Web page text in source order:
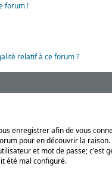
forum !
relatif à ce forum ?
enregistrer afin de vous
pour en découvrir la
et mot de passe; c'est
été mal configuré.